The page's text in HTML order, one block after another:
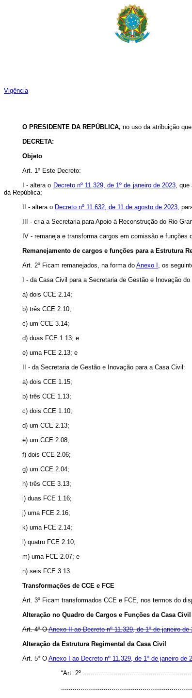
Vigência
O PRESIDENTE DA REPÚBLICA, no uso da atribuição
DECRETA:
Objeto
Art. 1º Este Decreto:
I - altera o Decreto nº 11.329, de 1º de janeiro de 2023, que
da República;
II - altera o Decreto nº 11.632, de 11 de agosto de 2023,
III - cria a Secretaria para Apoio à Reconstrução do Rio
IV - remaneja e transforma cargos em comissão e
Remanejamento de cargos e funções para a Estrutura
Art. 2º Ficam remanejados, na forma do Anexo I , os
I - da Casa Civil para a Secretaria de Gestão e Inovação
a) dois CCE 2.14;
b) três CCE 2.10;
c) um CCE 3.14;
d) duas FCE 1.13; e
e) uma FCE 2.13; e
II - da Secretaria de Gestão e Inovação para a Casa Civil:
a) dois CCE 1.15;
b) três CCE 1.13;
c) dois CCE 1.10;
d) um CCE 2.13;
e) um CCE 2.08;
f) dois CCE 2.06;
g) um CCE 2.04;
h) três CCE 3.13;
i) duas FCE 1.16;
j) uma FCE 2.16;
k) uma FCE 2.14;
l) quatro FCE 2.10;
m) uma FCE 2.07; e
n) seis FCE 3.13.
Transformações de CCE e FCE
Art. 3º Ficam transformados CCE e FCE, nos termos do
Alteração no Quadro de Cargos e Funções da Casa Civil
Art. 4º OAnexo II ao Decreto nº 11.329, de 1º de janeiro de
Alteração da Estrutura Regimental da Casa Civil
Art. 5º O Anexo I ao Decreto nº 11.329, de 1º de janeiro de
“Art. 2º